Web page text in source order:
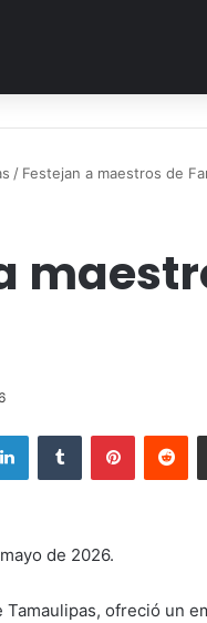
/ Festejan a maestros de
LinkedInTumblr Pinterest
de 2026.
Tamaulipas, ofreció un